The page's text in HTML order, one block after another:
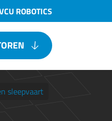
ROBOTICS
sleepvaart